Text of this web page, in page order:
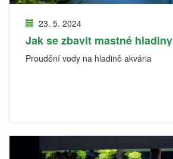
23. 5. 2024
Jak se zbavit mastné hladiny
Proudění vody na hladině akvária